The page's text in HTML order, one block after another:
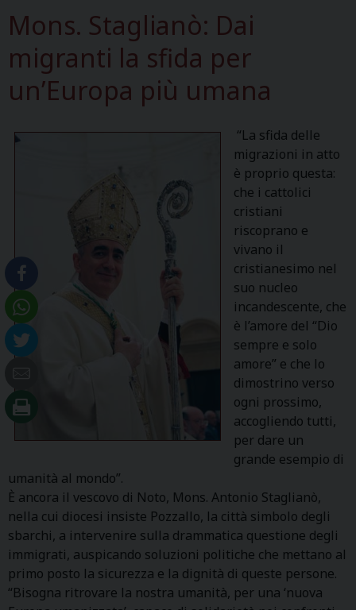
Mons. Staglianò: Dai
migranti la sfida per
un’Europa più umana
“La sfida delle
migrazioni in atto
è proprio questa:
che i cattolici
cristiani
riscoprano e
vivano il
cristianesimo nel
suo nucleo
incandescente, che
è l’amore del “Dio
sempre e solo
amore” e che lo
dimostrino verso
ogni prossimo,
accogliendo tutti,
per dare un
grande esempio di
umanità al mondo”.
È ancora il vescovo di Noto, Mons. Antonio Staglianò,
nella cui diocesi insiste Pozzallo, la città simbolo degli
sbarchi, a intervenire sulla drammatica questione degli
immigrati, auspicando soluzioni politiche che mettano al
primo posto la sicurezza e la dignità di queste persone.
“Bisogna ritrovare la nostra umanità, per una ‘nuova